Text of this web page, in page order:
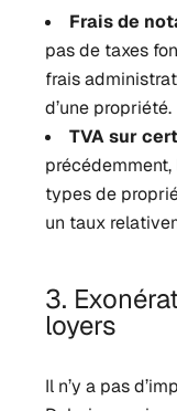
Frais de
pas de taxes
frais
d’une propriété.
TVA sur
précédemment,
types de
un taux
3.
loyers
Il n’y a pas